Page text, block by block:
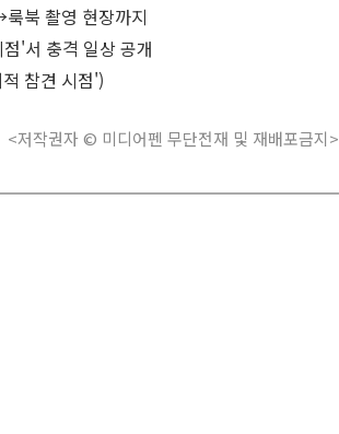
북 촬영 현장까지
'서 충격 일상 공개
참견 시점')
<저작권자 © 미디어펜 무단전재 및 재배포금지>